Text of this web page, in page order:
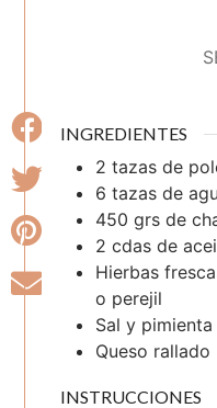
INGREDIENTES
2 tazas de
6 tazas de
450 grs de
2 cdas de
Hierbas
o perejil
Sal y pimienta
Queso rallado
INSTRUCCIONES